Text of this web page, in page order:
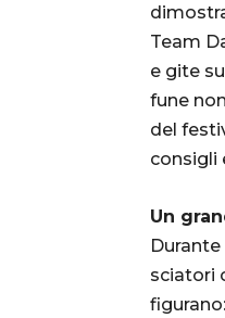
Team
e gite
fune
del
consigli
Un
sciatori